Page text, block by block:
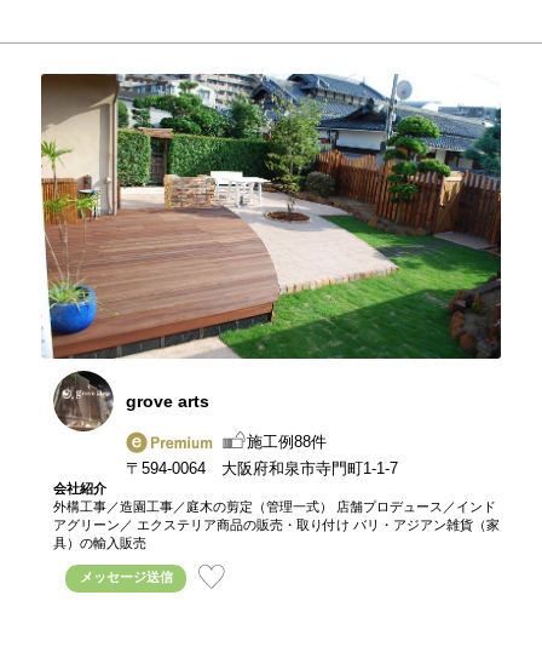
grove arts
施工例88件
〒594-0064 大阪府和泉市寺門町1-1-7
会社紹介
外構工事／造園工事／庭木の剪定（管理一式） 店舗プロデュース／インド
アグリーン／ エクステリア商品の販売・取り付け バリ・アジアン雑貨（家
具）の輸入販売
メッセージ送信